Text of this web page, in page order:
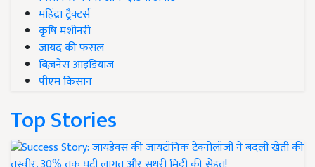
महिंद्रा ट्रैक्टर्स
कृषि मशीनरी
जायद की फसल
बिज़नेस आइडियाज
पीएम किसान
Top Stories